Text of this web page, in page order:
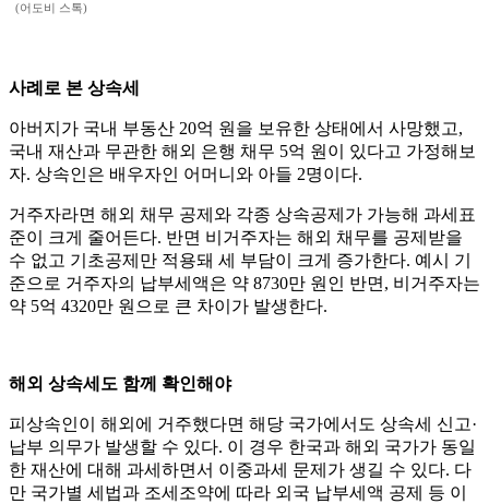
(어도비 스톡)
사례로 본 상속세
아버지가 국내 부동산 20억 원을 보유한 상태에서 사망했고,
국내 재산과 무관한 해외 은행 채무 5억 원이 있다고 가정해보
자. 상속인은 배우자인 어머니와 아들 2명이다.
거주자라면 해외 채무 공제와 각종 상속공제가 가능해 과세표
준이 크게 줄어든다. 반면 비거주자는 해외 채무를 공제받을
수 없고 기초공제만 적용돼 세 부담이 크게 증가한다. 예시 기
준으로 거주자의 납부세액은 약 8730만 원인 반면, 비거주자는
약 5억 4320만 원으로 큰 차이가 발생한다.
해외 상속세도 함께 확인해야
피상속인이 해외에 거주했다면 해당 국가에서도 상속세 신고·
납부 의무가 발생할 수 있다. 이 경우 한국과 해외 국가가 동일
한 재산에 대해 과세하면서 이중과세 문제가 생길 수 있다. 다
만 국가별 세법과 조세조약에 따라 외국 납부세액 공제 등 이